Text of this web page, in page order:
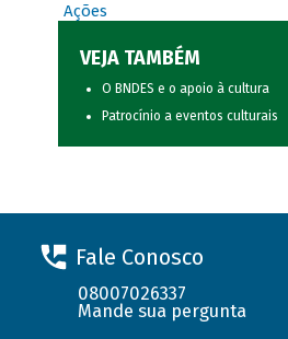
Ações
VEJA TAMBÉM
O BNDES e o apoio à cultura
Patrocínio a eventos culturais
Fale Conosco
08007026337
Mande sua pergunta